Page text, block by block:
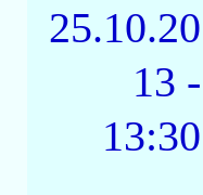
25.10.20
13 -
13:30